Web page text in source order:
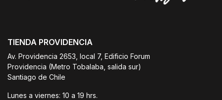
TIENDA PROVIDENCIA
Av. Providencia 2653, local 7, Edificio Forum
Providencia (Metro Tobalaba, salida sur)
Santiago de Chile
Lunes a viernes: 10 a 19 hrs.